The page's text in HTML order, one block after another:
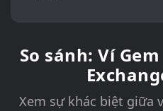
So sánh: Ví
Xem sự khác biệt giữa